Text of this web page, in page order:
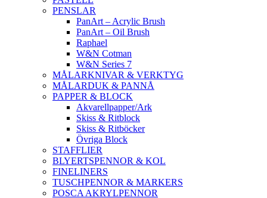
PENSLAR
PanArt – Acrylic Brush
PanArt – Oil Brush
Raphael
W&N Cotman
W&N Series 7
MÅLARKNIVAR & VERKTYG
MÅLARDUK & PANNÅ
PAPPER & BLOCK
Akvarellpapper/Ark
Skiss & Ritblock
Skiss & Ritböcker
Övriga Block
STAFFLIER
BLYERTSPENNOR & KOL
FINELINERS
TUSCHPENNOR & MARKERS
POSCA AKRYLPENNOR